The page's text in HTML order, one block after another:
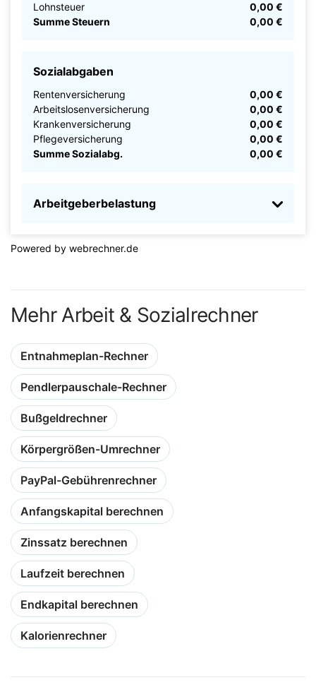
Lohnsteuer
0,00 €
Summe Steuern
0,00 €
Sozialabgaben
Rentenversicherung
0,00 €
Arbeitslosenversicherung
0,00 €
Krankenversicherung
0,00 €
Pflegeversicherung
0,00 €
Summe Sozialabg.
0,00 €
Arbeitgeberbelastung
Powered by webrechner.de
Mehr Arbeit & Sozialrechner
Entnahmeplan-Rechner
Pendlerpauschale-Rechner
Bußgeldrechner
Körpergrößen-Umrechner
PayPal-Gebührenrechner
Anfangskapital berechnen
Zinssatz berechnen
Laufzeit berechnen
Endkapital berechnen
Kalorienrechner